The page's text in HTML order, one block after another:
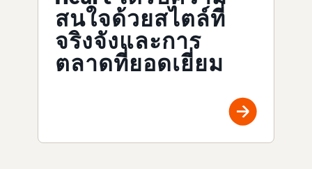
สนใจด้วยสไตล์ที่
จริงจังและการ
ตลาดที่ยอดเยี่ยม